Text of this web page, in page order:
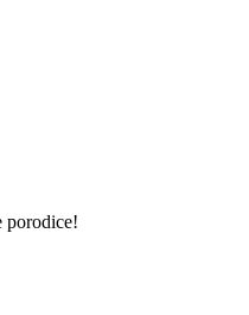
porodice!